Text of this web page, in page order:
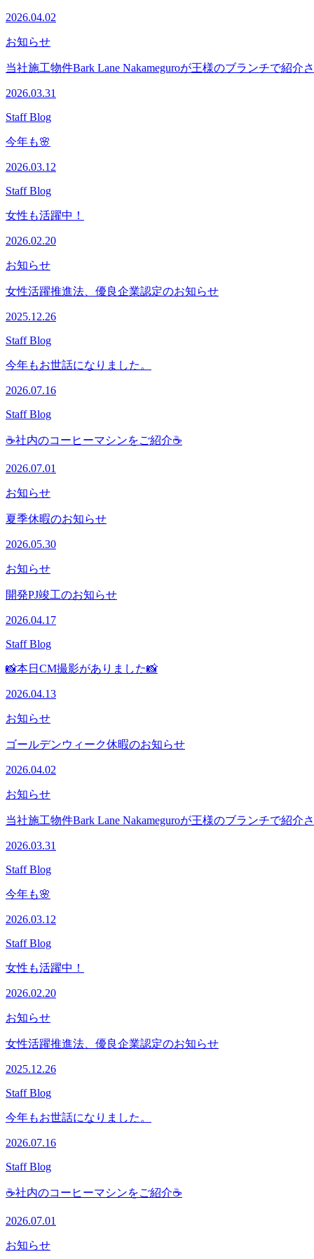
2026.04.02
お知らせ
当社施工物件Bark Lane Nakameguroが王様のブランチで紹介
2026.03.31
Staff Blog
今年も🌸
2026.03.12
Staff Blog
女性も活躍中！
2026.02.20
お知らせ
女性活躍推進法、優良企業認定のお知らせ
2025.12.26
Staff Blog
今年もお世話になりました。
2026.07.16
Staff Blog
☕社内のコーヒーマシンをご紹介☕
2026.07.01
お知らせ
夏季休暇のお知らせ
2026.05.30
お知らせ
開発PJ竣工のお知らせ
2026.04.17
Staff Blog
📸本日CM撮影がありました📸
2026.04.13
お知らせ
ゴールデンウィーク休暇のお知らせ
2026.04.02
お知らせ
当社施工物件Bark Lane Nakameguroが王様のブランチで紹介
2026.03.31
Staff Blog
今年も🌸
2026.03.12
Staff Blog
女性も活躍中！
2026.02.20
お知らせ
女性活躍推進法、優良企業認定のお知らせ
2025.12.26
Staff Blog
今年もお世話になりました。
2026.07.16
Staff Blog
☕社内のコーヒーマシンをご紹介☕
2026.07.01
お知らせ